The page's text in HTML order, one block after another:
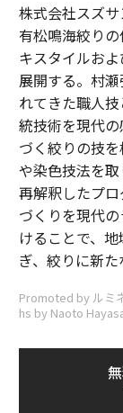
株式会社スズサ
有松鳴海絞り
キスタイルお
展開する。村
れてきた職人
統技術を現代
づく絞りの技
や染色技法を
再解釈したプ
づくりを現代
けることで、
ぎ、絞りに新た
Promoted by ルミ
hs by Naoto